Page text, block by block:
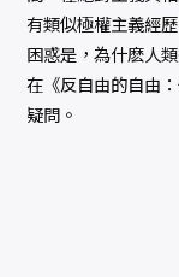
有類似極權主義經
困惑是，為什麽人
在《反自由的自由
疑問。